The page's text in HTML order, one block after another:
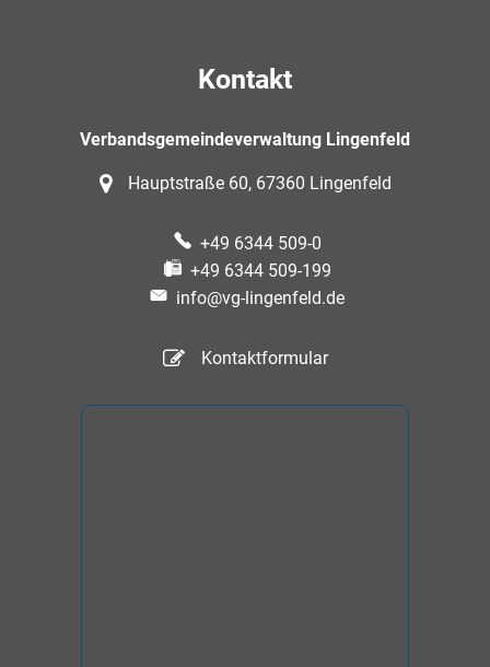
Kontakt
Verbandsgemeindeverwaltung Lingenfeld
Hauptstraße 60, 67360 Lingenfeld
+49 6344 509-0
+49 6344 509-199
info@vg-lingenfeld.de
Kontaktformular